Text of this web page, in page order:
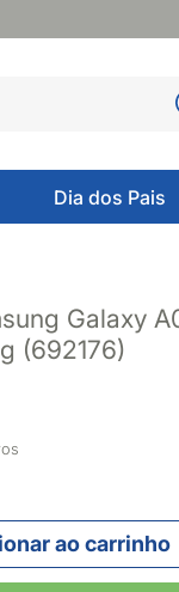
Dia dos Pais
Galaxy
(692176)
ao carrinho